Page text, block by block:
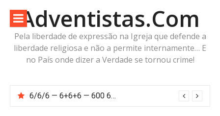
para
conteúdo
Adventistas.Com
Pela liberdade de expressão na Igreja que defende a
liberdade religiosa e não a permite internamente… E
no País onde dizer a Verdade se tornou crime!
6/6/6 — 6+6+6 — 600 60 6… Calcule o número da besta!